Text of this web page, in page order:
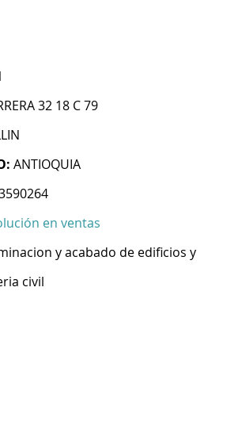
32 18 C 79
ANTIOQUIA
en ventas
y acabado de edificios y
civil